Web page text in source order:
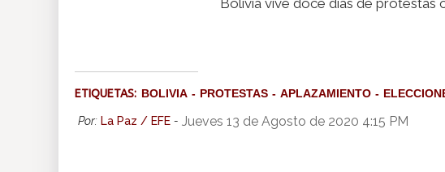
Bolivia vive doce días de protestas
ETIQUETAS: BOLIVIA PROTESTAS APLAZAMIENTO
Por: La Paz / EFE - Jueves 13 de Agosto de 2020 4:15 PM